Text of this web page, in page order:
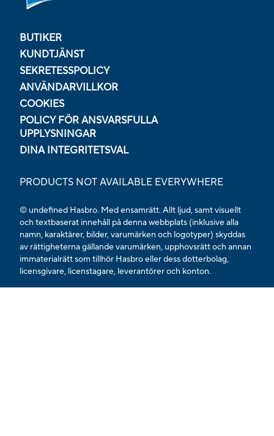
BUTIKER
KUNDTJÄNST
SEKRETESSPOLICY
ANVÄNDARVILLKOR
COOKIES
POLICY FÖR ANSVARSFULLA
UPPLYSNINGAR
DINA INTEGRITETSVAL
PRODUCTS NOT AVAILABLE EVERYWHERE
© undefined Hasbro. Med ensamrätt. Allt ljud, samt visuellt
och textbaserat innehåll på denna webbplats (inklusive alla
namn, karaktärer, bilder, varumärken och logotyper) skyddas
av rättigheterna gällande varumärken, upphovsrätt och annan
immaterialrätt som tillhör Hasbro eller dess dotterbolag,
licensgivare, licenstagare, leverantörer och konton.